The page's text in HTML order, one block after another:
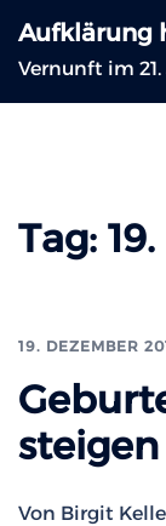
Inhalt
springen
Aufklärung
Vernunft im
Tag:
19. DEZEMBER
Von Birgit